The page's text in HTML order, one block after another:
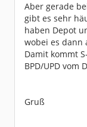
Aber gerade
gibt es sehr
haben Depot
wobei es dann
Damit kommt
BPD/UPD vom
Gruß